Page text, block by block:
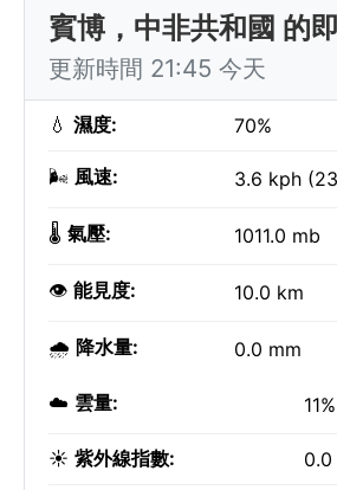
賓博，中非共和國 的
更新時間 21:45 今天
💧 濕度: 70%
🌬️ 風速: 3.6 kph
🌡️ 氣壓: 1011.0 mb
👁️ 能見度: 10.0 km
🌧️ 降水量: 0.0 mm
☁️ 雲量: 11%
☀️ 紫外線指數: 0.0